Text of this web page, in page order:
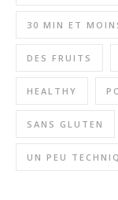
30 MIN ET
DES FRUITS
HEALTHY
SANS GLUTEN
UN PEU